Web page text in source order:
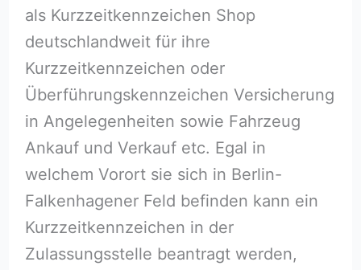
als Kurzzeitkennzeichen Shop
deutschlandweit für ihre
Kurzzeitkennzeichen oder
Überführungskennzeichen Versicherung
in Angelegenheiten sowie Fahrzeug
Ankauf und Verkauf etc. Egal in
welchem Vorort sie sich in Berlin-
Falkenhagener Feld befinden kann ein
Kurzzeitkennzeichen in der
Zulassungsstelle beantragt werden,